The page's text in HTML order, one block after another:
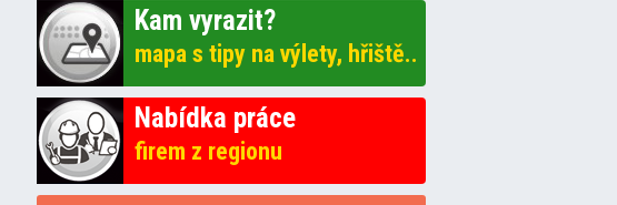
Kam vyrazit?
mapa s tipy na výlety, hřiště..
Nabídka práce
firem z regionu